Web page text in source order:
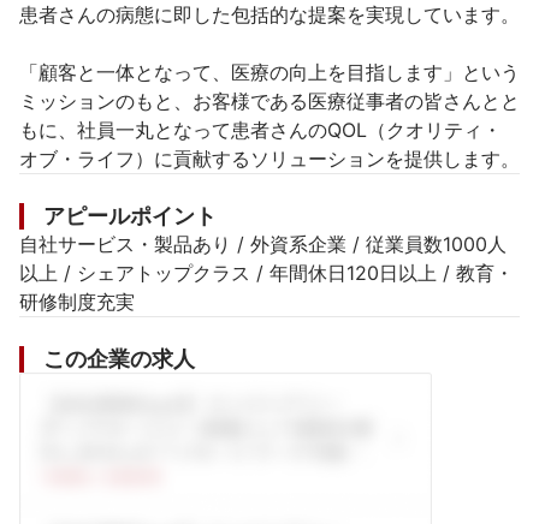
患者さんの病態に即した包括的な提案を実現しています。
「顧客と一体となって、医療の向上を目指します」という
ミッションのもと、お客様である医療従事者の皆さんとと
もに、社員一丸となって患者さんのQOL（クオリティ・
オブ・ライフ）に貢献するソリューションを提供します。
アピールポイント
自社サービス・製品あり / 外資系企業 / 従業員数1000人
以上 / シェアトップクラス / 年間休日120日以上 / 教育・
研修制度充実
この企業の求人